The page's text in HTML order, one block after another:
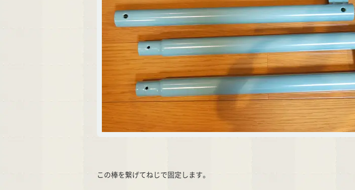
この棒を繋げてねじで固定します。